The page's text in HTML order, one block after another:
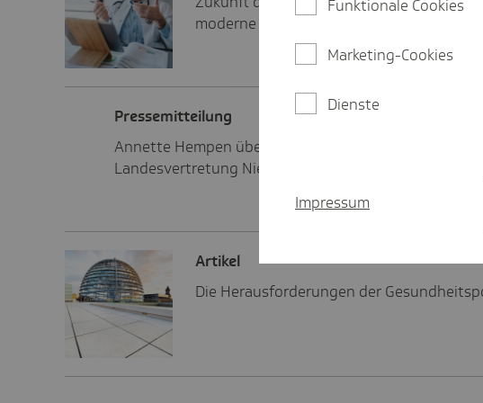
moderne Lösungen für die
Pres­se­mit­tei­lung
Annette Hempen übernimmt die Leitung der TK-
Landesvertretung Niedersachsen.
Artikel
Die Herausforderungen der
Funktionale Cookies
Marketing-Cookies
Dienste
Impressum